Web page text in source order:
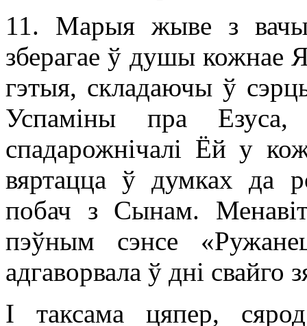
11. Марыя жыве з
зберагае ў душы кожнае
гэтыя, складаючы ў
Успаміны пра
спадарожнічалі Ёй у
вяртацца ў думках да
побач з Сынам.
пэўным сэнсе
адгаворвала ў дні
І таксама цяпер,